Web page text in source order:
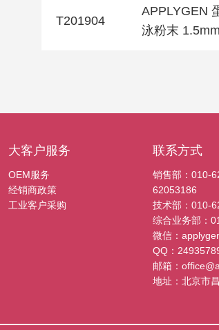
T201904
APPLYGEN
泳粉末
大客户服务
OEM服务
经销商政策
工业客户采购
联系方式
销售部：010-
62053186
技术部：010-
综合业务部：
微信：
QQ：
邮箱：
地址：北京市